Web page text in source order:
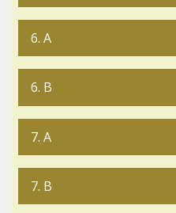
6. A
6. B
7. A
7. B